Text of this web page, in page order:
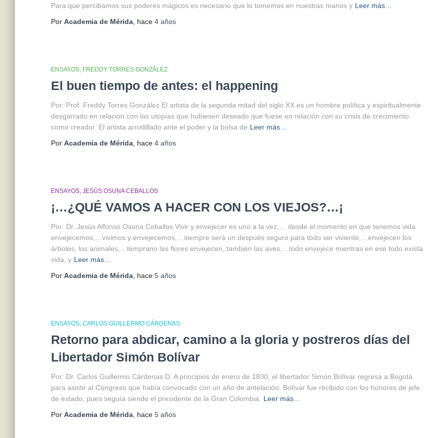
Para que percibamos sus poderes mágicos es necesario que lo tomemos en nuestras manos y Leer más…
Por Academia de Mérida , hace 4 años
ENSAYOS FREDDY TORRES GONZÁLEZ
El buen tiempo de antes: el happening
Por: Prof. Freddy Torres González El artista de la segunda mitad del siglo XX es un hombre política y espiritualmente
desgarrado en relación con las utopías que hubiesen deseado que fuese en relación con su crisis de crecimiento
como creador. El artista arrodillado ante el poder y la bolsa de Leer más…
Por Academia de Mérida , hace 4 años
ENSAYOS JESÚS OSUNA CEBALLOS
¡…¿QUÉ VAMOS A HACER CON LOS VIEJOS?…¡
Por: Dr. Jesús Alfonso Osuna Ceballos Vivir y envejecer es uno a la vez,… desde el momento en que tenemos vida
envejecemos,…vivimos y envejecemos,…siempre será un después seguro para todo ser viviente,…envejecen los
árboles, los animales,…temprano las flores envejecen, también las aves,…todo envejece mientras en ese todo exista
vida, y Leer más…
Por Academia de Mérida , hace 5 años
ENSAYOS CARLOS GUILLERMO CÁRDENAS
Retorno para abdicar, camino a la gloria y postreros días del
Libertador Simón Bolívar
Por: Dr. Carlos Guillermo Cárdenas D. A principios de enero de 1830, el libertador Simón Bolívar regresa a Bogotá
para asistir al Congreso que había convocado con un año de antelación. Bolívar fue recibido con los honores de jefe
de estado, pues seguía siendo el presidente de la Gran Colombia.
Leer más…
Por Academia de Mérida , hace 5 años